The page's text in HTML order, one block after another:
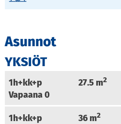
Asunnot
YKSIÖT
1h+kk+p 27.5m2
Vapaana0
1h+kk+p 36m2